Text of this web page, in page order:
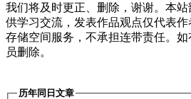
我们将及时更正、删除，谢谢。本
供学习交流，发表作品观点仅代表
存储空间服务，不承担连带责任。
员删除。
历年同日文章